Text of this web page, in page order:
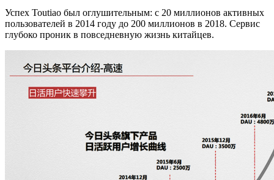
Успех Toutiao был оглушительным: с 20 миллионов активных
пользователей в 2014 году до 200 миллионов в 2018. Сервис
глубоко проник в повседневную жизнь китайцев.